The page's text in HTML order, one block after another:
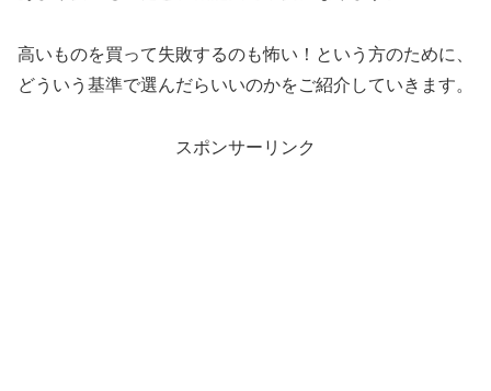
高いものを買って失敗するのも怖い！という方のために、
どういう基準で選んだらいいのかをご紹介していきます。
スポンサーリンク